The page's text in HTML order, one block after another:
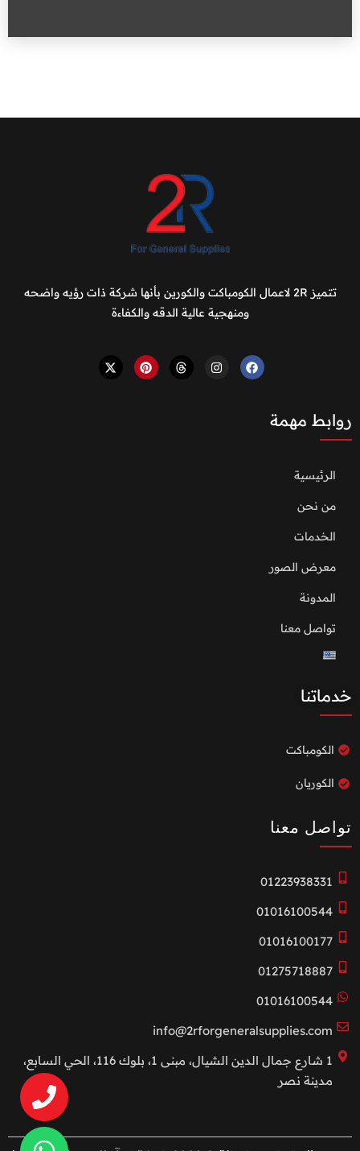
تتميز 2R لاعمال الكومباكت والكورين بأنها شركة ذات رؤيه واضحه
ومنهجية عالية الدقه والكفاءة
روابط مهمة
الرئيسية
من نحن
الخدمات
معرض الصور
المدونة
تواصل معنا
خدماتنا
الكومباكت
الكوريان
تواصل معنا
01223938331
01016100544
01016100177
01275718887
01016100544
info@2rforgeneralsupplies.com
1 شارع جمال الدين الشيال، مبنى 1، بلوك 116، الحي السابع،
مدينة نصر